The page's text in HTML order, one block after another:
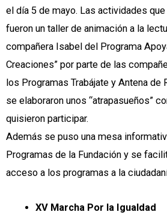
el día 5 de mayo. Las actividades
fueron un taller de animación a la
compañera Isabel del Programa
Creaciones” por parte de las
los Programas Trabájate y Antena de
se elaboraron unos “atrapasueños”
quisieron participar.
Además se puso una mesa
Programas de la Fundación y se
acceso a los programas a la
XV Marcha Por la Igualdad